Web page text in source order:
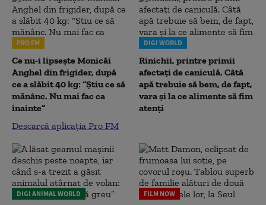
PRO FM
Ce nu-i lipsește Monicăi
Anghel din frigider, după
ce a slăbit 40 kg: “Știu ce să
mănânc. Nu mai fac ca
înainte”
Descarcă aplicația Pro FM
DIGI WORLD
Rinichii, printre primii
afectați de caniculă. Câtă
apă trebuie să bem, de fapt,
vara și la ce alimente să fim
atenți
DIGI ANIMAL WORLD FILM NOW